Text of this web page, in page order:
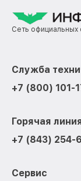
Сеть официальных
Служба
+7 (800) 101-
Горячая
+7 (843) 254-
Сервис